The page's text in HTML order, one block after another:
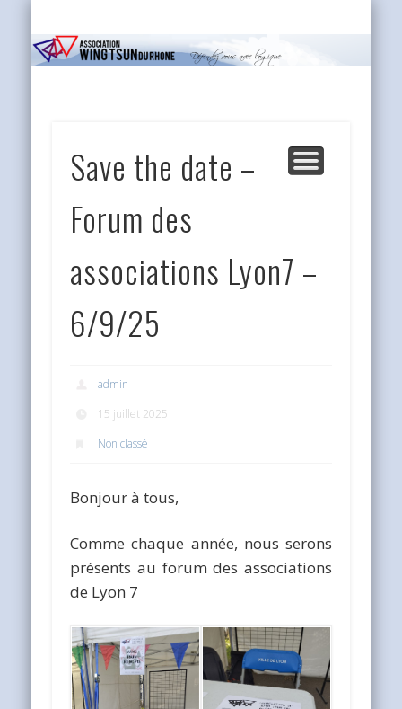
Save the date –
Forum des
associations Lyon7 –
6/9/25
admin
15 juillet 2025
Non classé
Bonjour à tous,
Comme chaque année, nous serons
présents au forum des associations
de Lyon 7